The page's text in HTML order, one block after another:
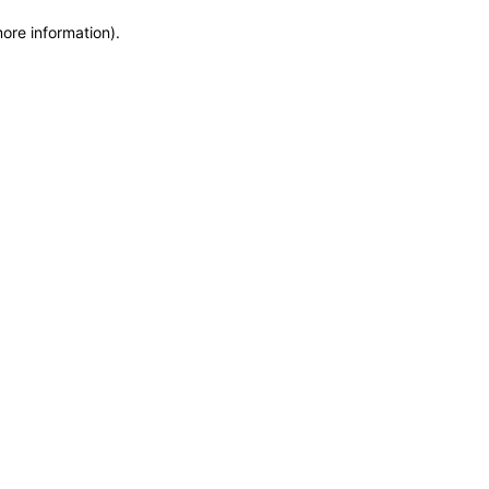
information).